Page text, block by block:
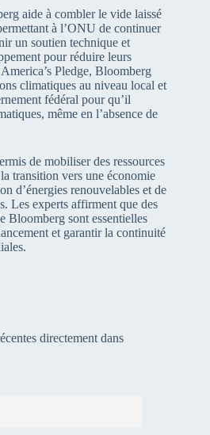
aide à combler le vide laissé
à l’ONU de continuer
un soutien technique et
pour réduire leurs
Pledge, Bloomberg
climatiques au niveau local et
fédéral pour qu’il
même en l’absence de
de mobiliser des ressources
transition vers une économie
d’énergies renouvelables et de
Les experts affirment que des
Bloomberg sont essentielles
et garantir la continuité
directement dans